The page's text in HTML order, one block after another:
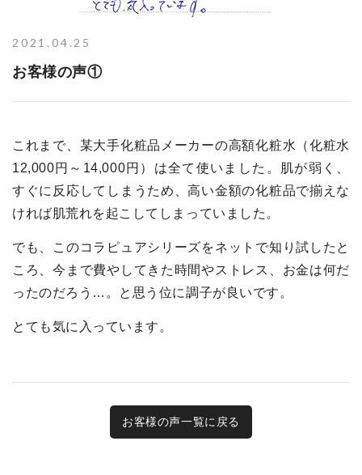
2021.04.25
お客様の声①
これまで、某大手化粧品メーカーの高額化粧水（化粧水
12,000円～14,000円）は全て使いました。肌が弱く、
すぐに反応してしまうため、高い金額の化粧品で揃えな
ければ肌荒れを起こしてしまっていました。
でも、このコラピュアシリーズをネットで知り試したと
ころ、今まで費やしてきた時間やストレス、お金は何だ
ったのだろう…。と思う位に調子が良いです。
とても気に入っています。
お客様の声一覧に戻る